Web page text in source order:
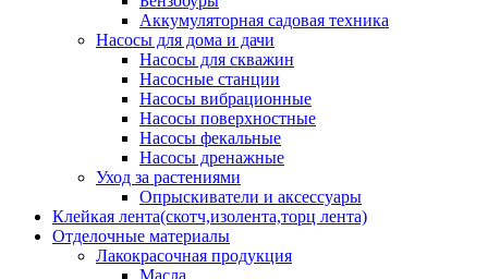
Аккумуляторная садовая техника
Насосы для дома и дачи
Насосы для скважин
Насосные станции
Насосы вибрационные
Насосы поверхностные
Насосы фекальные
Насосы дренажные
Уход за растениями
Опрыскиватели и аксессуары
Клейкая лента(скотч,изолента,торц лента)
Отделочные материалы
Лакокрасочная продукция
Масла